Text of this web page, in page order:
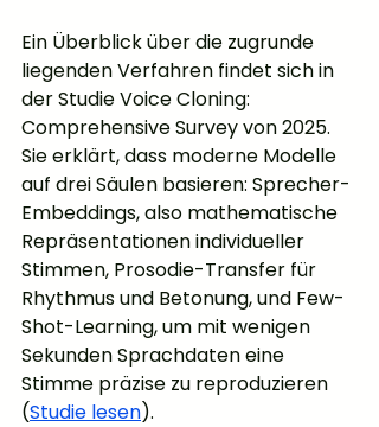
Ein Überblick über die zugrunde
liegenden Verfahren findet sich in
der Studie Voice Cloning:
Comprehensive Survey von 2025.
Sie erklärt, dass moderne Modelle
auf drei Säulen basieren: Sprecher-
Embeddings, also mathematische
Repräsentationen individueller
Stimmen, Prosodie-Transfer für
Rhythmus und Betonung, und Few-
Shot-Learning, um mit wenigen
Sekunden Sprachdaten eine
Stimme präzise zu reproduzieren
(Studie lesen).